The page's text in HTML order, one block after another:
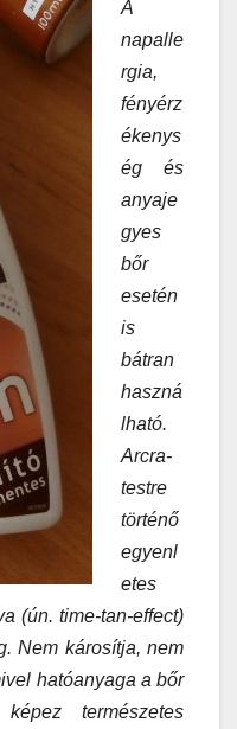
A
napalle
rgia,
fényérz
ékenys
ég és
anyaje
gyes
bőr
esetén
is
bátran
haszná
lható.
Arcra-
testre
történő
egyenl
etes
(ún. time-tan-effect)
Nem károsítja, nem
hatóanyaga a bőr
természetes